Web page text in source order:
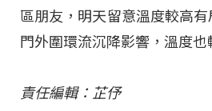
區朋友，明天留意溫度較高
門外圍環流沉降影響，溫度也
責任編輯：芷伃